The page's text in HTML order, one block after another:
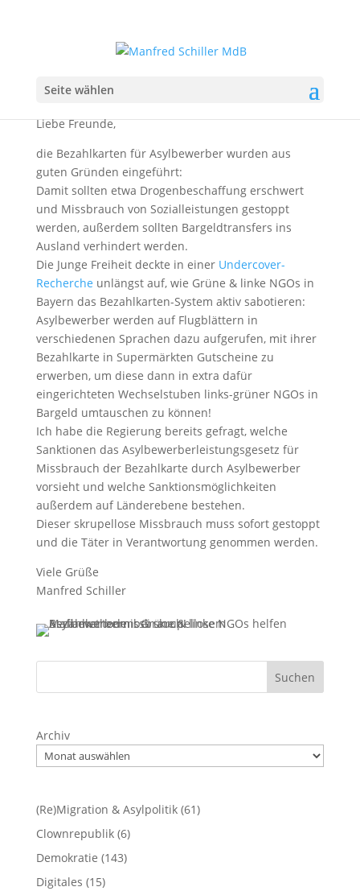
Seite wählen
Liebe Freunde,
die Bezahlkarten für Asylbewerber wurden aus
guten Gründen eingeführt:
Damit sollten etwa Drogenbeschaffung erschwert
und Missbrauch von Sozialleistungen gestoppt
werden, außerdem sollten Bargeldtransfers ins
Ausland verhindert werden.
Die Junge Freiheit deckte in einer Undercover-
Recherche unlängst auf, wie Grüne & linke NGOs in
Bayern das Bezahlkarten-System aktiv sabotieren:
Asylbewerber werden auf Flugblättern in
verschiedenen Sprachen dazu aufgerufen, mit ihrer
Bezahlkarte in Supermärkten Gutscheine zu
erwerben, um diese dann in extra dafür
eingerichteten Wechselstuben links-grüner NGOs in
Bargeld umtauschen zu können!
Ich habe die Regierung bereits gefragt, welche
Sanktionen das Asylbewerberleistungsgesetz für
Missbrauch der Bezahlkarte durch Asylbewerber
vorsieht und welche Sanktionsmöglichkeiten
außerdem auf Länderebene bestehen.
Dieser skrupellose Missbrauch muss sofort gestoppt
und die Täter in Verantwortung genommen werden.
Viele Grüße
Manfred Schiller
Suchen
Archiv
(Re)Migration & Asylpolitik(61)
Clownrepublik(6)
Demokratie (143)
Digitales (15)